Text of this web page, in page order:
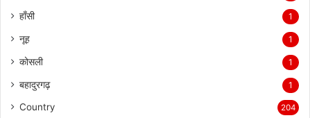
हाँसी 1
नूह 1
कोसली 1
बहादुरगढ़ 1
Country 204